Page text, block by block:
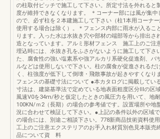
の柱取付ピッチで施工して下さい。所定寸法を外れると
度が維持できなくなります。 ＊コーナー部には風が集中
ので、必ず柱を２本建施工して下さい（柱1本用コーナ
使用する場合は除く）。＊フェンス内部に雨水が入るこ
ります。入った水は水抜き穴や部材の端部等から排出さ
造となっています。アルミ形材フェンス 施工上のご注
埋込時には、水抜き孔をふさがないように施工して下さ
た、腐食性の強い塩素系や強アルカリ系硬化促進剤、バ
ルなどは使用しないで下さい。柱の腐食が促進されるだ
く、柱強度が低下して倒壊・飛散事故が起きやすくなり
フェンスの基礎寸法について ●本カタログに掲載してい
寸法は、建築基準法で定めている地表面粗度区分Ⅲの区
風速V0を34m/秒と仮定したときの風圧力を用いて、地
100KN/ｍ2（長期）の場合の参考値です。設置場所や地
況に合わせて検証して下さい。●上記の条件以外の区域
の場合には、別途ご相談下さい。778新商品技術資料使
工上のご注意エクステリアのお手入れ材質別色見本販売
品について資 料